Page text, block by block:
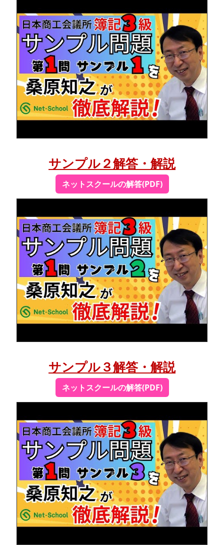
サンプル２解答・解説
ネットスクールの解答(PDF)
サンプル３解答・解説
ネットスクールの解答(PDF)